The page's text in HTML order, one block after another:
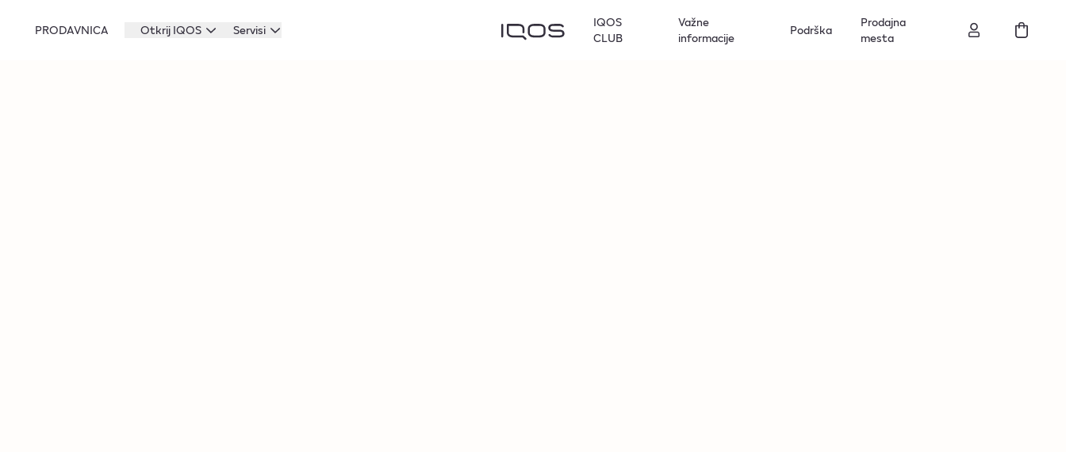
PRODAVNICA Otkrij IQOS Servisi
IQOS
CLUB
Važne
informacije
Podrška
Prodajna
mesta